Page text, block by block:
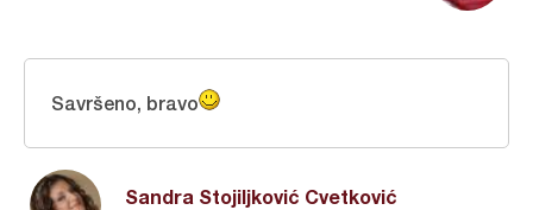
Sandra Stojiljković Cvetković
Savršeno, bravo